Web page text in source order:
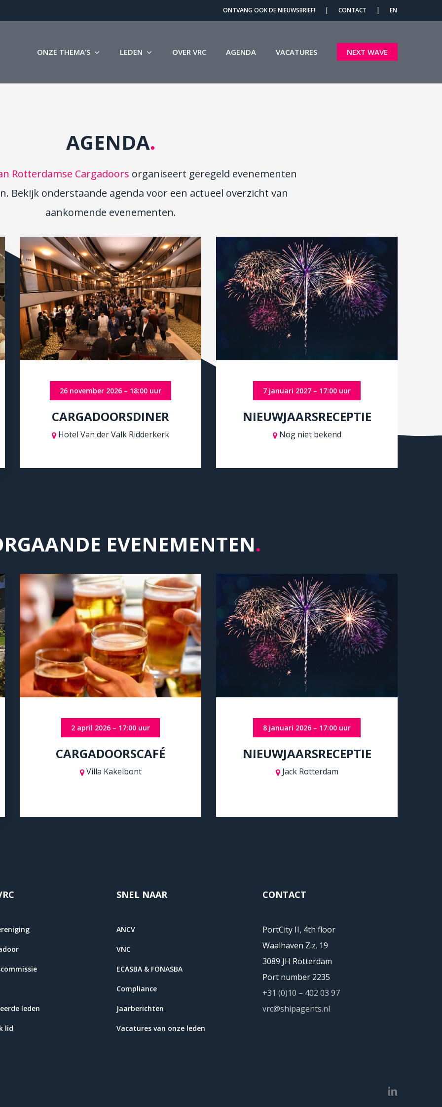
ONTVANG OOK DE NIEUWSBRIEF! | CONTACT | EN
ONZE THEMA’S LEDEN OVER VRC AGENDA VACATURES NEXT WAVE
AGENDA.
Rotterdamse Cargadoors organiseert geregeld evenementen
Bekijk onderstaande agenda voor een actueel overzicht van
aankomende evenementen.
26 november 2026 – 18:00 uur
CARGADOORSDINER
Hotel Van der Valk Ridderkerk
7 januari 2027 – 17:00 uur
NIEUWJAARSRECEPTIE
Nog niet bekend
EVENEMENTEN.
2 april 2026 – 17:00 uur
CARGADOORSCAFÉ
Villa Kakelbont
8 januari 2026 – 17:00 uur
NIEUWJAARSRECEPTIE
Jack Rotterdam
leden
lid
SNEL NAAR
ANCV
VNC
ECASBA & FONASBA
Compliance
Jaarberichten
Vacatures van onze leden
CONTACT
PortCity II, 4th floor
Waalhaven Z.z. 19
3089 JH Rotterdam
Port number 2235
+31 (0)10 – 402 03 97
vrc@shipagents.nl
linkedin